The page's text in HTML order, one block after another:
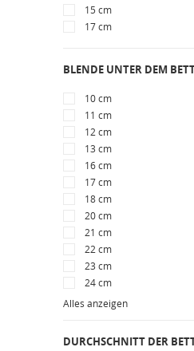
15 cm
17 cm
BLENDE UNTER DEM
10 cm
11 cm
12 cm
13 cm
16 cm
17 cm
18 cm
20 cm
21 cm
22 cm
23 cm
24 cm
Alles anzeigen
DURCHSCHNITT DER